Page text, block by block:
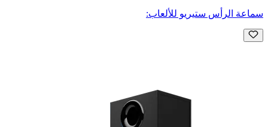
سماعة الرأس ستيريو للألعاب: